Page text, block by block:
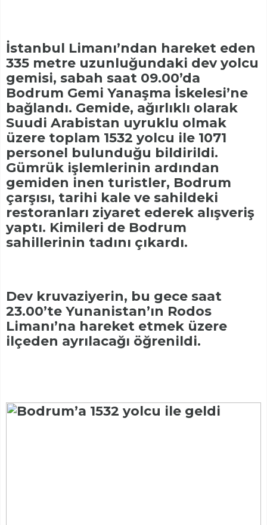
İstanbul Limanı’ndan hareket eden
335 metre uzunluğundaki dev yolcu
gemisi, sabah saat 09.00’da
Bodrum Gemi Yanaşma İskelesi’ne
bağlandı. Gemide, ağırlıklı olarak
Suudi Arabistan uyruklu olmak
üzere toplam 1532 yolcu ile 1071
personel bulunduğu bildirildi.
Gümrük işlemlerinin ardından
gemiden inen turistler, Bodrum
çarşısı, tarihi kale ve sahildeki
restoranları ziyaret ederek alışveriş
yaptı. Kimileri de Bodrum
sahillerinin tadını çıkardı.
Dev kruvaziyerin, bu gece saat
23.00’te Yunanistan’ın Rodos
Limanı’na hareket etmek üzere
ilçeden ayrılacağı öğrenildi.